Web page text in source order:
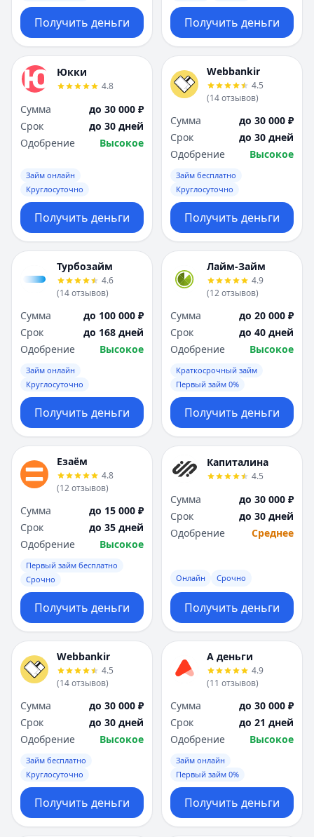
Получить деньги Получить деньги
Юкки
4.8
Сумма
до 30 000 ₽
Срок
до 30 дней
Одобрение
Высокое
Займ онлайн
Круглосуточно
Получить деньги
Webbankir
4.5
(14отзывов)
Сумма
до 30 000 ₽
Срок
до 30 дней
Одобрение
Высокое
Займ бесплатно
Круглосуточно
Получить деньги
Турбозайм
4.6
(14отзывов)
Сумма
до 100 000 ₽
Срок
до 168 дней
Одобрение
Высокое
Займ онлайн
Круглосуточно
Получить деньги
Лайм-Займ
4.9
(12отзывов)
Сумма
до 20 000 ₽
Срок
до 40 дней
Одобрение
Высокое
Краткосрочный займ
Первый займ 0%
Получить деньги
Езаём
4.8
(12отзывов)
Сумма
до 15 000 ₽
Срок
до 35 дней
Одобрение
Высокое
Первый займ бесплатно
Срочно
Получить деньги
Капиталина
4.5
Сумма
до 30 000 ₽
Срок
до 30 дней
Одобрение
Среднее
Онлайн Срочно
Получить деньги
Webbankir
4.5
(14отзывов)
Сумма
до 30 000 ₽
Срок
до 30 дней
Одобрение
Высокое
Займ бесплатно
Круглосуточно
Получить деньги
А деньги
4.9
(11 отзывов)
Сумма
до 30 000 ₽
Срок
до 21 дней
Одобрение
Высокое
Займ онлайн
Первый займ 0%
Получить деньги